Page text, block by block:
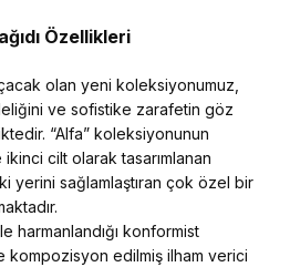
Özellikleri
olan yeni koleksiyonumuz,
ve sofistike zarafetin göz
“Alfa” koleksiyonunun
cilt olarak tasarımlanan
yerini sağlamlaştıran çok özel bir
harmanlandığı konformist
edilmiş ilham verici